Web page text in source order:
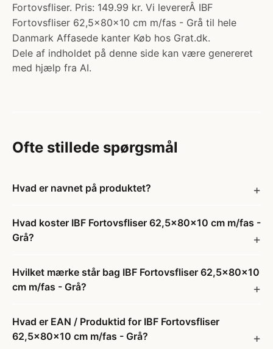
Fortovsfliser. Pris: 149.99 kr. Vi levererÂ IBF
Fortovsfliser 62,5x80x10 cm m/fas - Grå til hele
Danmark Affasede kanter Køb hos Grat.dk.
Dele af indholdet på denne side kan være genereret
med hjælp fra AI.
Ofte stillede spørgsmål
Hvad er navnet på produktet?
Hvad koster IBF Fortovsfliser 62,5x80x10 cm m/fas -
Grå?
Hvilket mærke står bag IBF Fortovsfliser 62,5x80x10
cm m/fas - Grå?
Hvad er EAN / Produktid for IBF Fortovsfliser
62,5x80x10 cm m/fas - Grå?